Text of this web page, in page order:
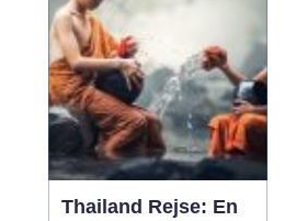
er beregnet til rejsende
og eventyrlystne, der
ønsker at udforske Fil...
Thailand Rejse: En